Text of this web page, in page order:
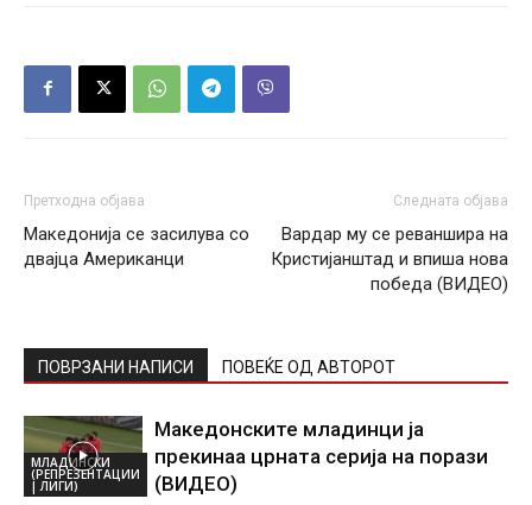
Претходна објава
Македонија се засилува со
двајца Американци
Следната објава
Вардар му се реваншира на
Кристијанштад и впиша нова
победа (ВИДЕО)
ПОВРЗАНИ НАПИСИ ПОВЕЌЕ ОД АВТОРОТ
МЛАДИНСКИ
(РЕПРЕЗЕНТАЦИИ
| ЛИГИ)
Македонските младинци ја
прекинаа црната серија на порази
(ВИДЕО)